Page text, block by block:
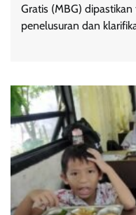
Gratis (MBG)
penelusuran dan